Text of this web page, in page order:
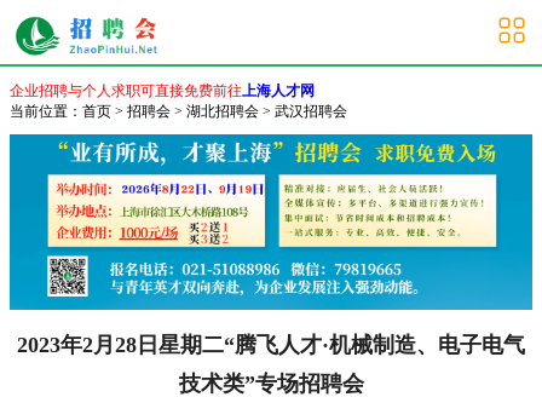
武汉招聘会
企业招聘与个人求职可直接免费前往上海人才网
当前位置： 首页 > 招聘会 > 湖北招聘会 > 武汉招聘会
2023年2月28日星期二“腾飞人才·机械制造、电子电气
技术类”专场招聘会